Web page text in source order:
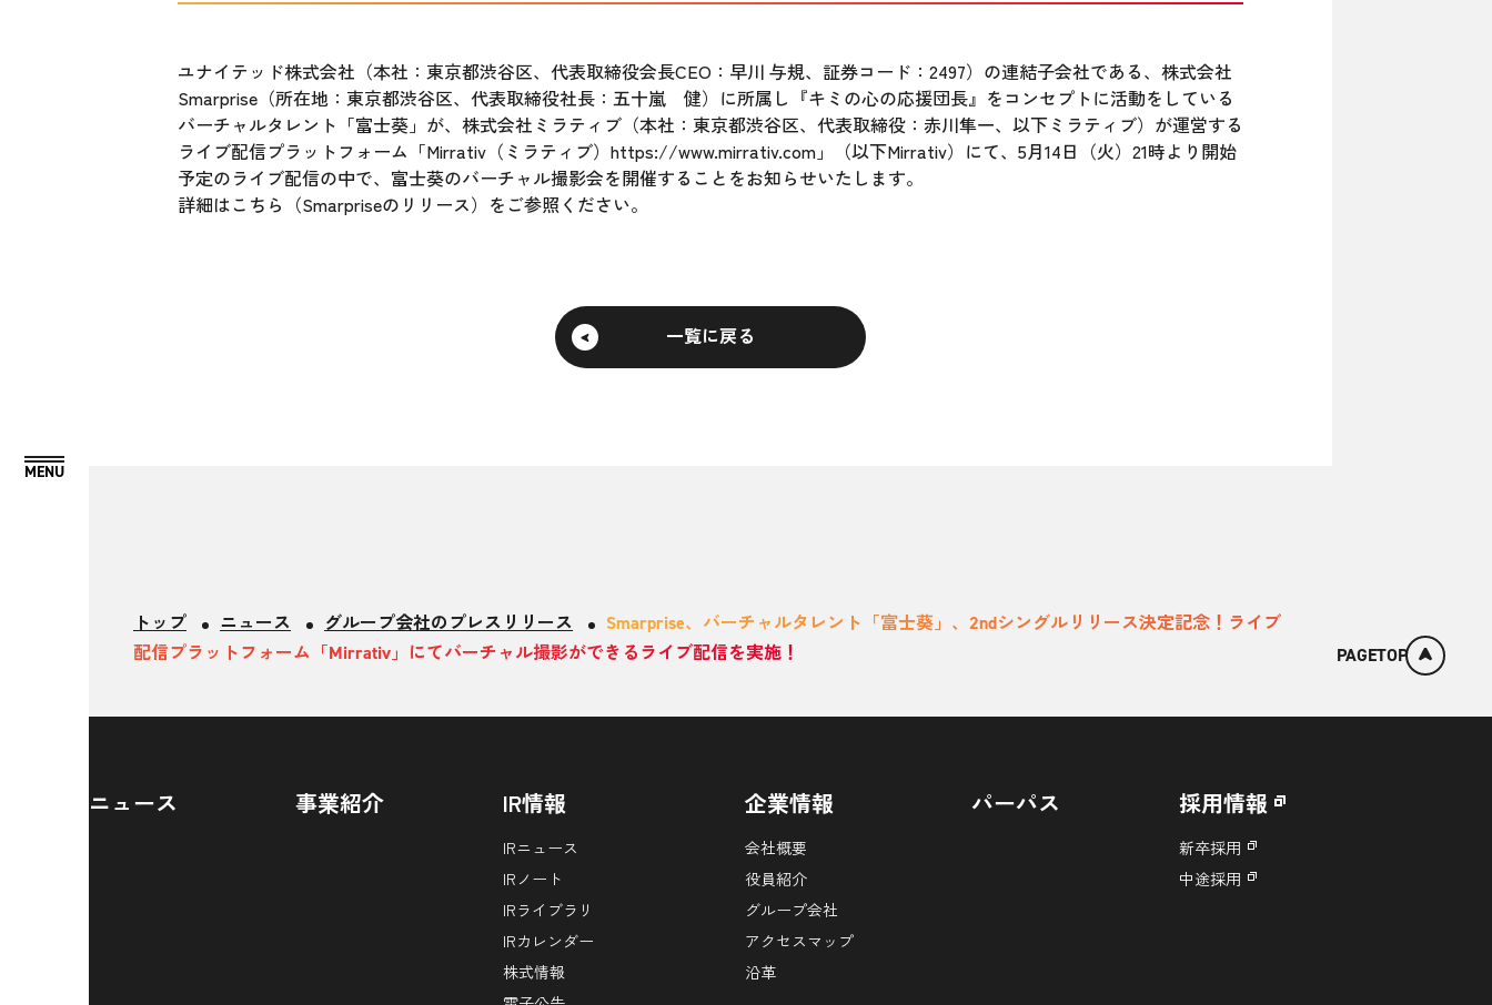
ユナイテッド株式会社（本社：東京都渋谷区、代表取締役会長CEO：早川 与規、証券コード：2497）の連結子会社である、株式会社
Smarprise（所在地：東京都渋谷区、代表取締役社長：五十嵐 健）に所属し『キミの心の応援団長』をコンセプトに活動をしている
バーチャルタレント「富士葵」が、株式会社ミラティブ（本社：東京都渋谷区、代表取締役：赤川隼一、以下ミラティブ）が運営する
ライブ配信プラットフォーム「Mirrativ（ミラティブ） https://www.mirrativ.com 」（以下Mirrativ）にて、5月14日（火）21時より開始
予定のライブ配信の中で、富士葵のバーチャル撮影会を開催することをお知らせいたします。
詳細はこちら（Smarpriseのリリース） をご参照ください。
一覧に戻る
トップ ニュース グループ会社のプレスリリース
Smarprise、バーチャルタレント「富士葵」、2ndシングルリリース決定記念！ライブ
配信プラットフォーム「Mirrativ」にてバーチャル撮影ができるライブ配信を実施！
PAGETOP
ニュース 事業紹介 IR情報
IRニュース
IRノート
IRライブラリ
IRカレンダー
株式情報
企業情報
会社概要
役員紹介
グループ会社
アクセスマップ
沿革
パーパス 採用情報
新卒採用
中途採用